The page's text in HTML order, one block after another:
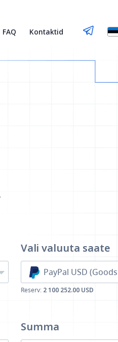
FAQ Kontaktid
Vali valuuta saate
PayPal USD
Reserv: 2 100 252.00 USD
Summa